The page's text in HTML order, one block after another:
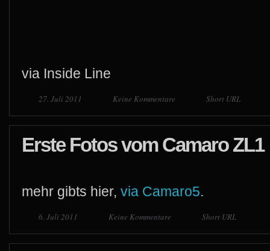
via Inside Line
27. Juli 2011 Keine Kommentare Short URL
Erste Fotos vom Camaro ZL1
mehr gibts hier, via Camaro5.
6. Juli 2011 Keine Kommentare Short URL